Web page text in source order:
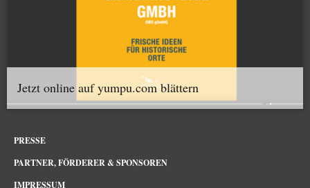
Jetzt online auf yumpu.com blättern
PRESSE
PARTNER, FÖRDERER & SPONSOREN
IMPRESSUM